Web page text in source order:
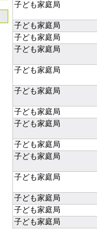
子ども家庭局
子ども家庭局
子ども家庭局
子ども家庭局
子ども家庭局
子ども家庭局
子ども家庭局
子ども家庭局
子ども家庭局
子ども家庭局
子ども家庭局
子ども家庭局
子ども家庭局
子ども家庭局